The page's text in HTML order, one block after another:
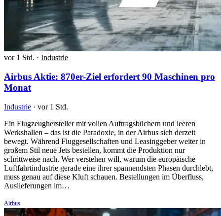
vor 1 Std. · Industrie
Airbus Aktie: 870er-Ziel erfordert 90 Maschinen pro
Monat
Industrie · vor 1 Std.
Ein Flugzeughersteller mit vollen Auftragsbüchern und leeren
Werkshallen – das ist die Paradoxie, in der Airbus sich derzeit
bewegt. Während Fluggesellschaften und Leasinggeber weiter in
großem Stil neue Jets bestellen, kommt die Produktion nur
schrittweise nach. Wer verstehen will, warum die europäische
Luftfahrtindustrie gerade eine ihrer spannendsten Phasen durchlebt,
muss genau auf diese Kluft schauen. Bestellungen im Überfluss,
Auslieferungen im…
Airbus